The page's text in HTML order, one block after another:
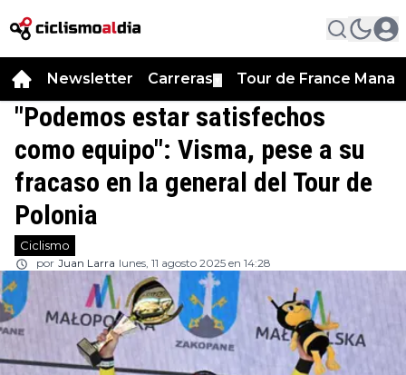
Newsletter Carreras Tour de France
"Podemos estar satisfechos
como equipo": Visma, pese a su
fracaso en la general del Tour de
Polonia
Ciclismo
por Juan Larra lunes, 11 agosto 2025 en 14:28